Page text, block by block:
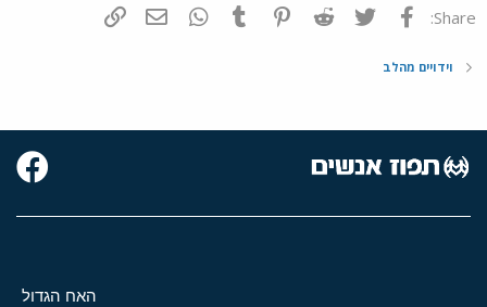
Share: פייסבוק Twitter
Reddit
Pinterest
Tumblr
WhatsAppדואר אלקטרוני
וידויים מהלב
האח הגדול